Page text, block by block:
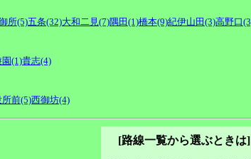
所(5)五条(32)大和二見(7)隅田(1)橋本(9)紀伊山田(3)高野口
園(1)貴志(4)
所前(5)西御坊(4)
[路線一覧から選ぶときは]